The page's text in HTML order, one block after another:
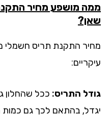
מושפע מחיר התקנת
התקנת תריס חשמלי
התריס:ככל שהחלון גדול
בהתאם לכך גם כמות